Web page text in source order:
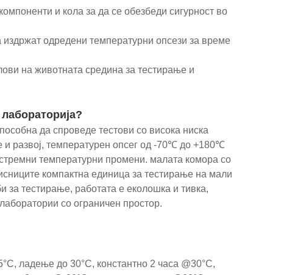
и кола за да се обезбеди сигурност во
одредени температурни опсези за време
на животната средина за тестирање и
да спроведе тестови со висока ниска
развој, температурен опсег од -70℃ до +180℃
температурни промени. малата комора со
компактна единица за тестирање на мали
за тестирање, работата е еколошка и тивка,
со ограничен простор.
ладење до 30°C, константно 2 часа @30°C,